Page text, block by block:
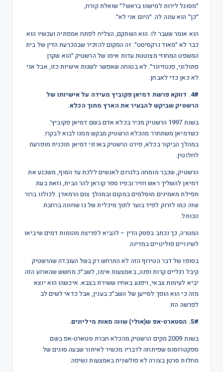
״מסוגל לירות למישהו בראש?״ שואלת קורח,
״כן״ הוא עונה לה. ״היום אני לא״.
הוא אומר שעבר לו. הוא השתקם, הצליח לפתח אמפתיה ועכשיו הוא
כבר לא ״מאוד נרקסיסט״. זה המקום להזכיר שבהכרעת הדין של בית
המשפט המחוזי מצוטטת עדות אימו של הרשטיק ״הוא שקרן
פתולוגי, פנטזיונר״. לא בטוחה שאפשר לשנות אישיות כזו, אבל אני
לא כאן כדי לאבחן.
4#. דווקא פרשת דמיאן פקוביץ מעידה על אישיותו של
הרשטיק שביקש להבעיר את הארץ מתוך הכלא.
בשנת 1997 הרשטיק מכיר בכלא אדם בשם דמיאן פקוביץ׳.
כשדמיאן משתחרר מהכלא הרשטיק מבקש ממנו לבוא לבקרו.
במהלך הביקור בכלא, פירט הרשטיק באוזני דמיאן תוכנית מופרעת
לחלוטין.
הרשטיק, שכבר מומחה בלגרום לאנשים ללכת עד הסוף, משכנע את
דמיאן להשליך ראש חזיר ובפיו ספר קוראן להר הבית, וזאת בעת
תפילת מאמינים מוסלמים במקום ובמהלך צום הרמאדן. לכולנו ברור
שזה כמו לזרוק לפיד בוער לתוך מיכלית של גז שחונה ברחבת
הכותל.
המטרה, כך נכתב בפסק הדין – להביא לפריצת מהומות דמים שיביאו
לשינויים פוליטיים במדינה.
בסופו של דבר הטירוף הזה לא התרחש רק בשל העובדה שהרשטיק
קיבל רגליים קרות ופנה, באמצעות אימו, לשב״כ מחשש שהארוע הזה
יביא לעימות צבאי, ויפגע באחיו ששירת בצבא. איכשהו הוא יוצא
מזה כי הוא הופך לסייען של השב״כ בענין, אבל כדאי לשים לב
לפרשה הזו.
5#. הסטארט-אפ ש(אולי) שווה מאות מיליונים.
בשנת 2009 מקים הרשטיק מהכלא חברת סטארט-אפ בשם
ספקטרוסנס שפיתחה לדבריו מכשיר לאיתור שבעה סוגים של
מחלות סרטן בצורה לא פולשנית באמצעות נשיפה.